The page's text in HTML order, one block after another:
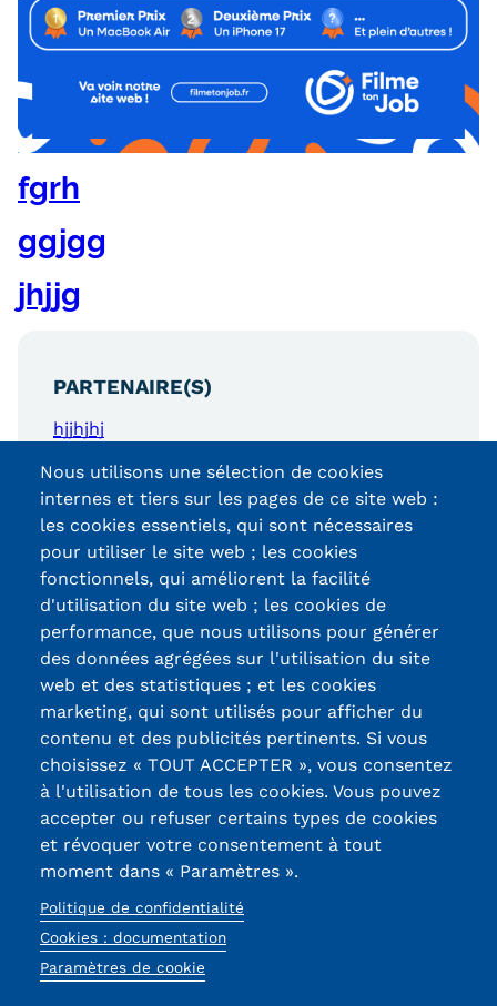
Validation des Acquis de
l'Expérience (VAE)
Validation des études
supérieures (VES)
Témoignages
Statistiques
FAQ
Lexique
Téléchargements
Qualiopi
Le Cnam ICSV
Mobilité internationale et
Erasmus
Règlement intérieur
Infos élèves
fgrh
ggjgg
jhjjg
PARTENAIRE(S)
hjjhjhj
13, Rue Ernest
Thierry-Mieg
90010 BELFORT
Cedex
03 84 58 33 10
Réseaux
sociaux
Certifications /
Labels qualité
Nous utilisons une sélection de cookies
internes et tiers sur les pages de ce site web :
les cookies essentiels, qui sont nécessaires
pour utiliser le site web ; les cookies
fonctionnels, qui améliorent la facilité
d'utilisation du site web ; les cookies de
performance, que nous utilisons pour générer
des données agrégées sur l'utilisation du site
web et des statistiques ; et les cookies
marketing, qui sont utilisés pour afficher du
contenu et des publicités pertinents. Si vous
choisissez « TOUT ACCEPTER », vous consentez
à l'utilisation de tous les cookies. Vous pouvez
accepter ou refuser certains types de cookies
et révoquer votre consentement à tout
moment dans « Paramètres ».
Politique de confidentialité
Cookies : documentation
Paramètres de cookie